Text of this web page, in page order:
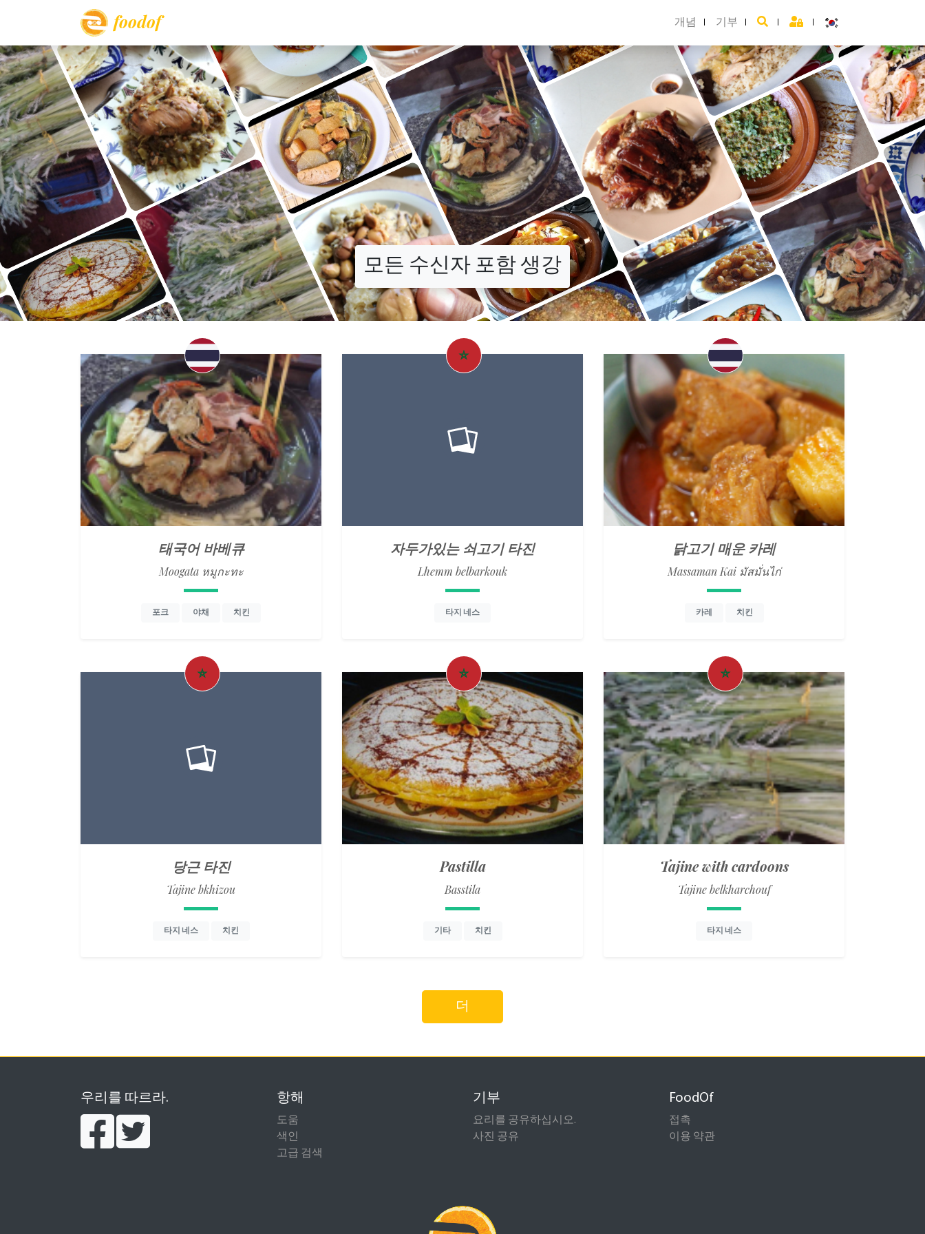
foodof 개념 기부
모든 수신자 포함 생강
태국어 바베큐
Moogata หมูกะทะ
포크 야채 치킨
자두가있는 쇠고기 타진
Lhemm belbarkouk
타지 네스
닭고기 매운 카레
Massaman Kai มัสมั่นไก่
카레 치킨
당근 타진
Tajine bkhizou
타지 네스 치킨
Pastilla
Basstila
기타 치킨
Tajine with cardoons
Tajine belkharchouf
타지 네스
더
우리를 따르라. 항해
도움
색인
고급 검색
기부
요리를 공유하십시오.
사진 공유
FoodOf
접촉
이용 약관